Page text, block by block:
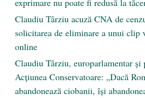
exprimare nu poate fi redusă la
Claudiu Târziu acuză CNA de
solicitarea de eliminare a unui clip
online
Claudiu Târziu, europarlamentar și
Acțiunea Conservatoare: „Dacă
abandonează ciobanii, își